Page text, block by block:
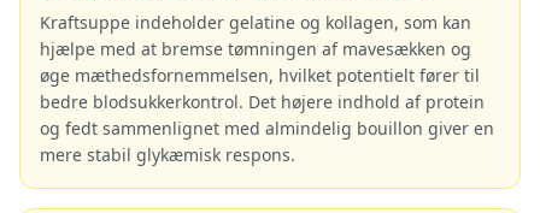
Kraftsuppe indeholder gelatine og kollagen, som kan
hjælpe med at bremse tømningen af mavesækken og
øge mæthedsfornemmelsen, hvilket potentielt fører til
bedre blodsukkerkontrol. Det højere indhold af protein
og fedt sammenlignet med almindelig bouillon giver en
mere stabil glykæmisk respons.